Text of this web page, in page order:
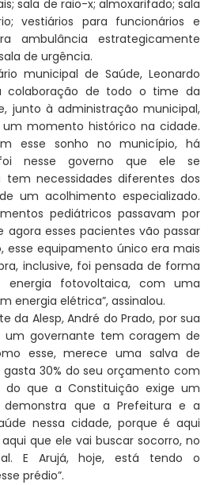
sala de raio-x; almoxarifado; sala
vestiários para funcionários e
ambulância estrategicamente
de urgência.
municipal de Saúde, Leonardo
colaboração de todo o time da
junto à administração municipal,
momento histórico na cidade.
esse sonho no município, há
nesse governo que ele se
tem necessidades diferentes dos
um acolhimento especializado.
pediátricos passavam por
agora esses pacientes vão passar
esse equipamento único era mais
inclusive, foi pensada de forma
energia fotovoltaica, com uma
energia elétrica”, assinalou.
da Alesp, André do Prado, por sua
um governante tem coragem de
esse, merece uma salva de
gasta 30% do seu orçamento com
do que a Constituição exige um
demonstra que a Prefeitura e a
nessa cidade, porque é aqui
que ele vai buscar socorro, no
E Arujá, hoje, está tendo o
prédio”.